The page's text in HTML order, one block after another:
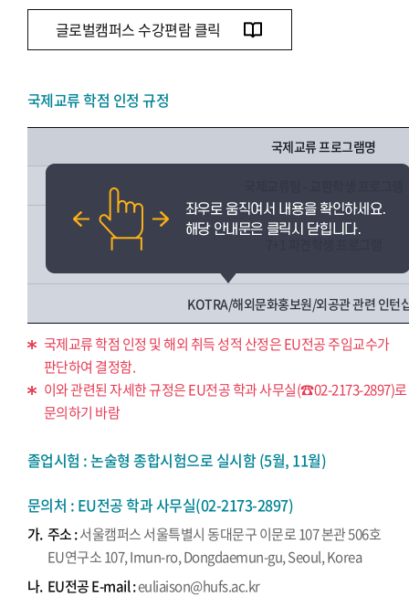
글로벌캠퍼스 수강편람 클릭
국제교류 학점 인정 규정
국제교류 프로그램명
KOTRA/해외문화홍보원/외공관 관련 인턴
국제교류 학점 인정 및 해외 취득 성적 산정은 EU전공 주임교수가
판단하여 결정함.
이와 관련된 자세한 규정은 EU전공 학과 사무실(☎02-2173-2897)로
문의하기 바람
졸업시험 : 논술형 종합시험으로 실시함 (5월, 11월)
문의처 : EU전공 학과 사무실(02-2173-2897)
가. 주소 :서울캠퍼스 서울특별시 동대문구 이문로 107 본관 506호
EU연구소 107, Imun-ro, Dongdaemun-gu, Seoul, Korea
나. EU전공 E-mail :euliaison@hufs.ac.kr